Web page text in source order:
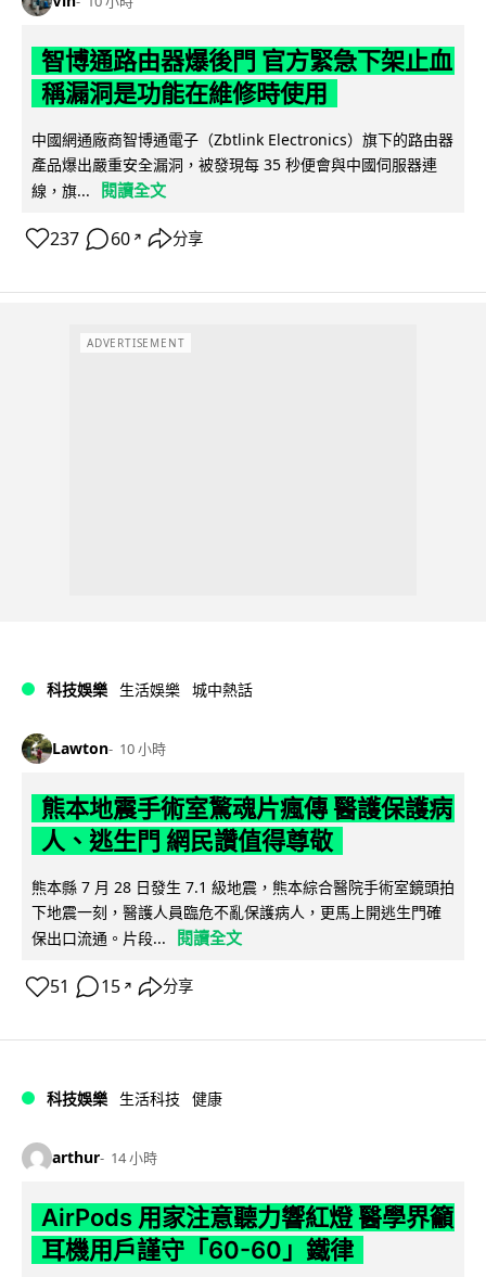
智博通路由器爆後門 官方緊急下架止血
稱漏洞是功能在維修時使用
中國網通廠商智博通電子（Zbtlink Electronics）旗下的路由器
產品爆出嚴重安全漏洞，被發現每 35 秒便會與中國伺服器連
線，旗...
閱讀全文
237 60 ↗ 分享
ADVERTISEMENT
科技娛樂 生活娛樂 城中熱話
Lawton 10 小時
熊本地震手術室驚魂片瘋傳 醫護保護病
人、逃生門 網民讚值得尊敬
熊本縣 7 月 28 日發生 7.1 級地震，熊本綜合醫院手術室鏡頭拍
下地震一刻，醫護人員臨危不亂保護病人，更馬上開逃生門確
保出口流通。片段...
閱讀全文
51 15 ↗ 分享
科技娛樂 生活科技 健康
arthur 14 小時
AirPods 用家注意聽力響紅燈 醫學界籲
耳機用戶謹守「60-60」鐵律